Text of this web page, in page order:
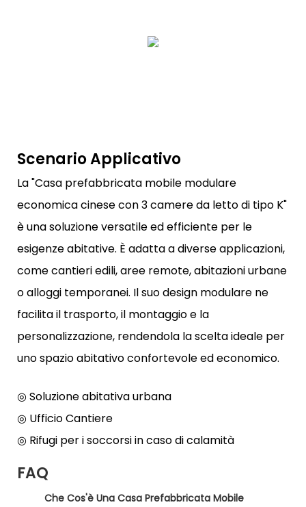
Scenario Applicativo
La "Casa prefabbricata mobile modulare
economica cinese con 3 camere da letto di tipo K"
è una soluzione versatile ed efficiente per le
esigenze abitative. È adatta a diverse applicazioni,
come cantieri edili, aree remote, abitazioni urbane
o alloggi temporanei. Il suo design modulare ne
facilita il trasporto, il montaggio e la
personalizzazione, rendendola la scelta ideale per
uno spazio abitativo confortevole ed economico.
◎ Soluzione abitativa urbana
◎ Ufficio Cantiere
◎ Rifugi per i soccorsi in caso di calamità
FAQ
Che Cos'è Una Casa Prefabbricata Mobile